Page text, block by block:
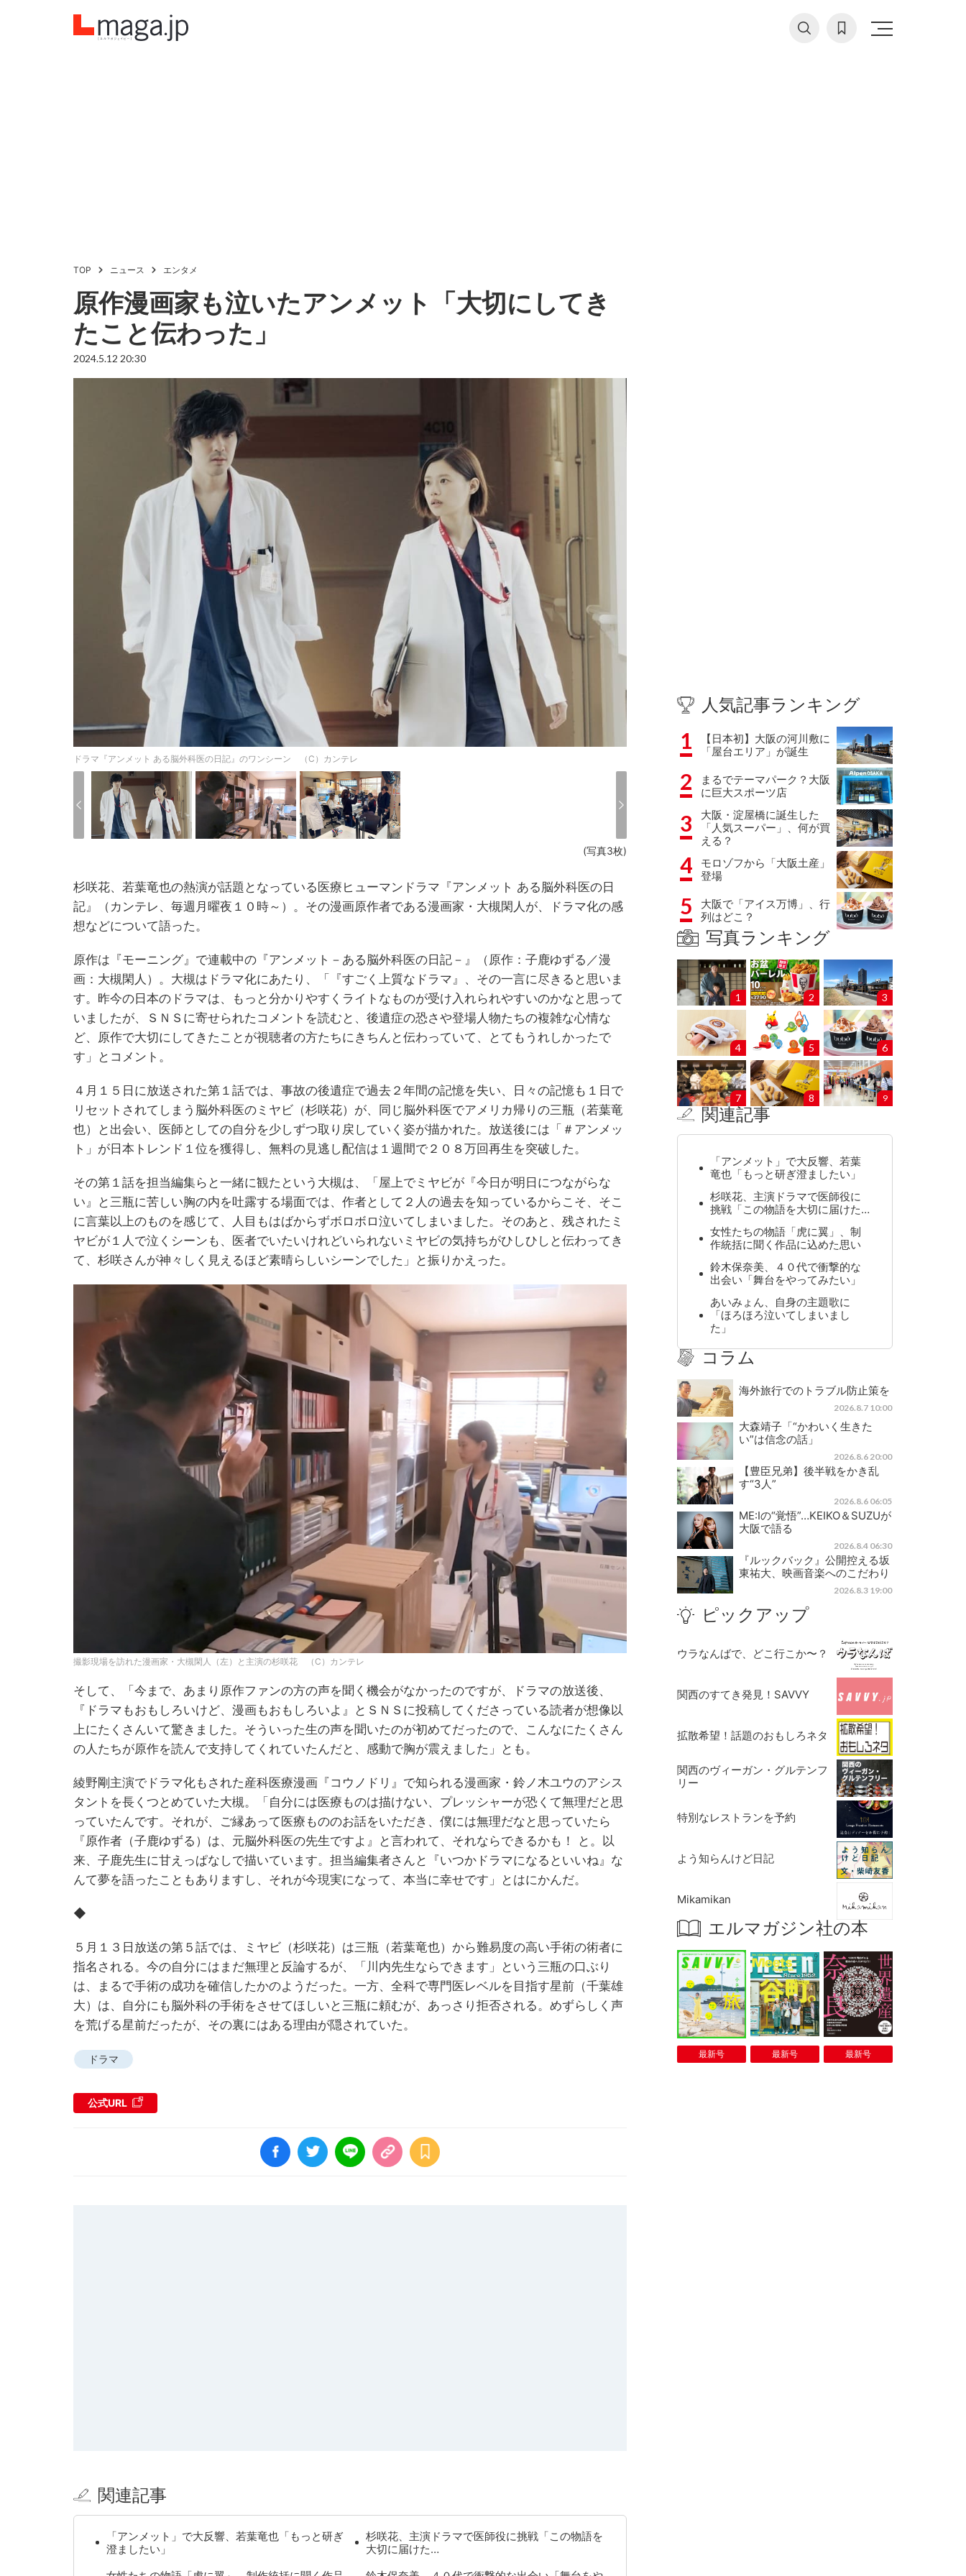
TOP ニュース エンタメ
原作漫画家も泣いたアンメット「大切にしてき
たこと伝わった」
2024.5.12 20:30
ドラマ『アンメット ある脳外科医の日記』のワンシーン （C）カンテレ
(写真3枚)
杉咲花、若葉竜也の熱演が話題となっている医療ヒューマンドラマ『アンメット ある脳外科医の日
記』（カンテレ、毎週月曜夜１０時～）。その漫画原作者である漫画家・大槻閑人が、ドラマ化の感
想などについて語った。
原作は『モーニング』で連載中の『アンメット－ある脳外科医の日記－』（原作：子鹿ゆずる／漫
画：大槻閑人）。大槻はドラマ化にあたり、「『すごく上質なドラマ』、その一言に尽きると思いま
す。昨今の日本のドラマは、もっと分かりやすくライトなものが受け入れられやすいのかなと思って
いましたが、ＳＮＳに寄せられたコメントを読むと、後遺症の恐さや登場人物たちの複雑な心情な
ど、原作で大切にしてきたことが視聴者の方たちにきちんと伝わっていて、とてもうれしかったで
す」とコメント。
４月１５日に放送された第１話では、事故の後遺症で過去２年間の記憶を失い、日々の記憶も１日で
リセットされてしまう脳外科医のミヤビ（杉咲花）が、同じ脳外科医でアメリカ帰りの三瓶（若葉竜
也）と出会い、医師としての自分を少しずつ取り戻していく姿が描かれた。放送後には「＃アンメッ
ト」が日本トレンド１位を獲得し、無料の見逃し配信は１週間で２０８万回再生を突破した。
その第１話を担当編集らと一緒に観たという大槻は、「屋上でミヤビが『今日が明日につながらな
い』と三瓶に苦しい胸の内を吐露する場面では、作者として２人の過去を知っているからこそ、そこ
に言葉以上のものを感じて、人目もはばからずボロボロ泣いてしまいました。そのあと、残されたミ
ヤビが１人で泣くシーンも、医者でいたいけれどいられないミヤビの気持ちがひしひしと伝わってき
て、杉咲さんが神々しく見えるほど素晴らしいシーンでした」と振りかえった。
撮影現場を訪れた漫画家・大槻閑人（左）と主演の杉咲花 （C）カンテレ
そして、「今まで、あまり原作ファンの方の声を聞く機会がなかったのですが、ドラマの放送後、
『ドラマもおもしろいけど、漫画もおもしろいよ』とＳＮＳに投稿してくださっている読者が想像以
上にたくさんいて驚きました。そういった生の声を聞いたのが初めてだったので、こんなにたくさん
の人たちが原作を読んで支持してくれていたんだと、感動で胸が震えました」とも。
綾野剛主演でドラマ化もされた産科医療漫画『コウノドリ』で知られる漫画家・鈴ノ木ユウのアシス
タントを長くつとめていた大槻。「自分には医療ものは描けない、プレッシャーが恐くて無理だと思
っていたんです。それが、ご縁あって医療もののお話をいただき、僕には無理だなと思っていたら
『原作者（子鹿ゆずる）は、元脳外科医の先生ですよ』と言われて、それならできるかも！ と。以
来、子鹿先生に甘えっぱなしで描いています。担当編集者さんと『いつかドラマになるといいね』な
んて夢を語ったこともありますし、それが今現実になって、本当に幸せです」とはにかんだ。
◆
５月１３日放送の第５話では、ミヤビ（杉咲花）は三瓶（若葉竜也）から難易度の高い手術の術者に
指名される。今の自分にはまだ無理と反論するが、「川内先生ならできます」という三瓶の口ぶり
は、まるで手術の成功を確信したかのようだった。一方、全科で専門医レベルを目指す星前（千葉雄
大）は、自分にも脳外科の手術をさせてほしいと三瓶に頼むが、あっさり拒否される。めずらしく声
を荒げる星前だったが、その裏にはある理由が隠されていた。
ドラマ
公式URL
関連記事
「アンメット」で大反響、若葉竜也「もっと研ぎ
澄ましたい」
杉咲花、主演ドラマで医師役に挑戦「この物語を
大切に届けた…
人気記事ランキング
1
【日本初】大阪の河川敷に
「屋台エリア」が誕生
2
まるでテーマパーク？大阪
に巨大スポーツ店
3
大阪・淀屋橋に誕生した
「人気スーパー」、何が買
える？
4
モロゾフから「大阪土産」
登場
5
大阪で「アイス万博」、行
列はどこ？
写真ランキング
1 2 3
4 5 6
7 8 9
関連記事
「アンメット」で大反響、若葉
竜也「もっと研ぎ澄ましたい」
杉咲花、主演ドラマで医師役に
挑戦「この物語を大切に届けた…
女性たちの物語「虎に翼」、制
作統括に聞く作品に込めた思い
鈴木保奈美、４０代で衝撃的な
出会い「舞台をやってみたい」
あいみょん、自身の主題歌に
「ほろほろ泣いてしまいまし
た」
コラム
海外旅行でのトラブル防止策を
2026.8.7 10:00
大森靖子「“かわいく生きた
い”は信念の話」
2026.8.6 20:00
【豊臣兄弟】後半戦をかき乱
す“3人”
2026.8.6 06:05
ME:Iの“覚悟”…KEIKO＆SUZUが
大阪で語る
2026.8.4 06:30
『ルックバック』公開控える坂
東祐大、映画音楽へのこだわり
2026.8.3 19:00
ピックアップ
ウラなんばで、どこ行こか〜？
関西のすてき発見！SAVVY
拡散希望！話題のおもしろネタ
関西のヴィーガン・グルテンフ
リー
特別なレストランを予約
よう知らんけど日記
Mikamikan
エルマガジン社の本
最新号 最新号 最新号